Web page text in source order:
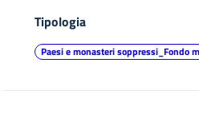
Tipologia
Paesi e monasteri soppressi_Fondo